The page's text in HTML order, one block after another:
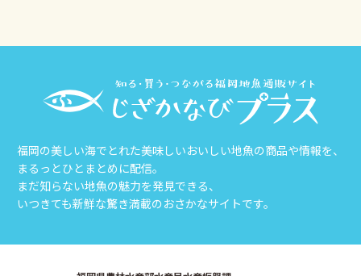
福岡の美しい海でとれた美味しいおいしい地魚の商品や情報を、
まるっとひとまとめに配信。
まだ知らない地魚の魅力を発見できる、
いつきても新鮮な驚き満載のおさかなサイトです。